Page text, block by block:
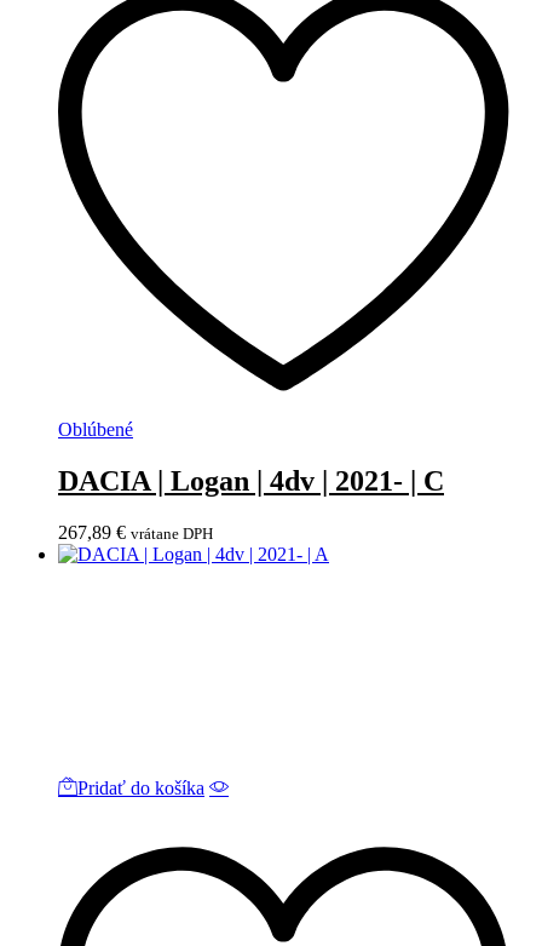
Oblúbené
DACIA | Logan | 4dv | 2021- | C
267,89 € vrátane DPH
Pridať do košíka